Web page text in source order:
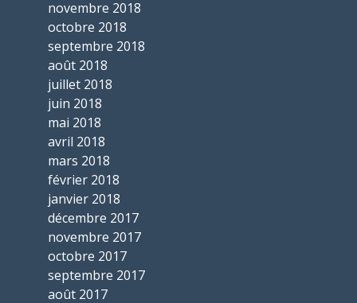
novembre 2018
octobre 2018
septembre 2018
août 2018
juillet 2018
juin 2018
mai 2018
avril 2018
mars 2018
février 2018
janvier 2018
décembre 2017
novembre 2017
octobre 2017
septembre 2017
août 2017